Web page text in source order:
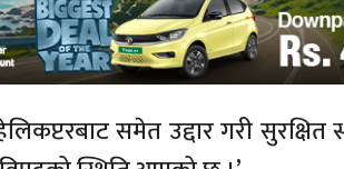
समेतउद्दारगरी सुरक्षित